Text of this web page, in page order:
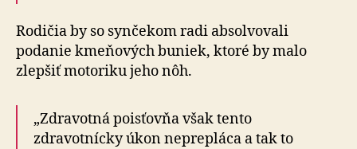
Rodičia by so synčekom radi absolvovali
podanie kmeňových buniek, ktoré by malo
zlepšiť motoriku jeho nôh.
„Zdravotná poisťovňa však tento
zdravotnícky úkon neprepláca a tak to